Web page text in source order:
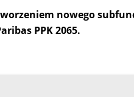
nowego
PPK 2065.